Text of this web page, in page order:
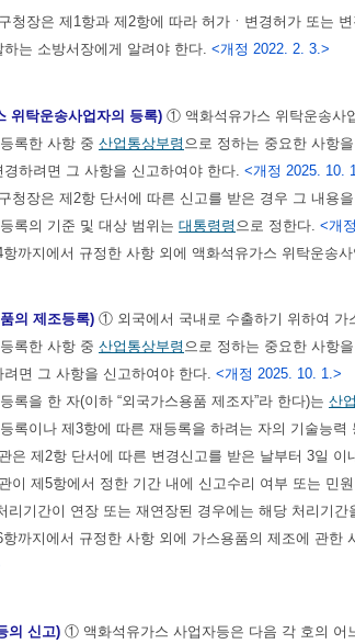
청장은 제1항과 제2항에 따라 허가ㆍ변경허가 또는
는 소방서장에게 알려야 한다. <개정 2022. 2. 3.>
위탁운송사업자의 등록) ① 액화석유가스 위탁운송사
록한 사항 중 산업통상부령 으로 정하는 중요한 사항
하려면 그 사항을 신고하여야 한다. <개정 2025. 10.
청장은 제2항 단서에 따른 신고를 받은 경우 그 내용
록의 기준 및 대상 범위는 대통령령 으로 정한다. <개
까지에서 규정한 사항 외에 액화석유가스 위탁운송
의 제조등록) ① 외국에서 국내로 수출하기 위하여 가
록한 사항 중 산업통상부령 으로 정하는 중요한 사항
면 그 사항을 신고하여야 한다. <개정 2025. 10. 1.>
록을 한 자(이하 “외국가스용품 제조자”라 한다)는 산
록이나 제3항에 따른 재등록을 하려는 자의 기술능력
은 제2항 단서에 따른 변경신고를 받은 날부터 3일 이
이 제5항에서 정한 기간 내에 신고수리 여부 또는 민
리기간이 연장 또는 재연장된 경우에는 해당 처리기
까지에서 규정한 사항 외에 가스용품의 제조에 관한
의 신고) ① 액화석유가스 사업자등은 다음 각 호의 어